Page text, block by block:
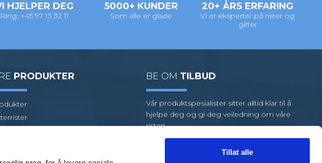
Tillat alle
HJELPER DEG
Ring: +45 97 13 32 11
5000+ KUNDER
Som alle er glade
20+ ÅRS ERFARING
Vi er eksperter på rister og
gitter
PRODUKTER BE OM TILBUD
Vår produktspesialister sitter alltid klar til å
hjelpe deg og gi deg veiledning om våre
rister!
Vi har et stort utvalg av standardrister,
men hvis oppgaven din krever